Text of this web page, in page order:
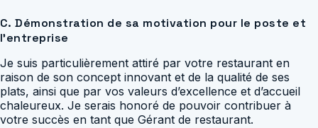
C. Démonstration de sa motivation pour le poste et
l’entreprise
Je suis particulièrement attiré par votre restaurant en
raison de son concept innovant et de la qualité de ses
plats, ainsi que par vos valeurs d’excellence et d’accueil
chaleureux. Je serais honoré de pouvoir contribuer à
votre succès en tant que Gérant de restaurant.